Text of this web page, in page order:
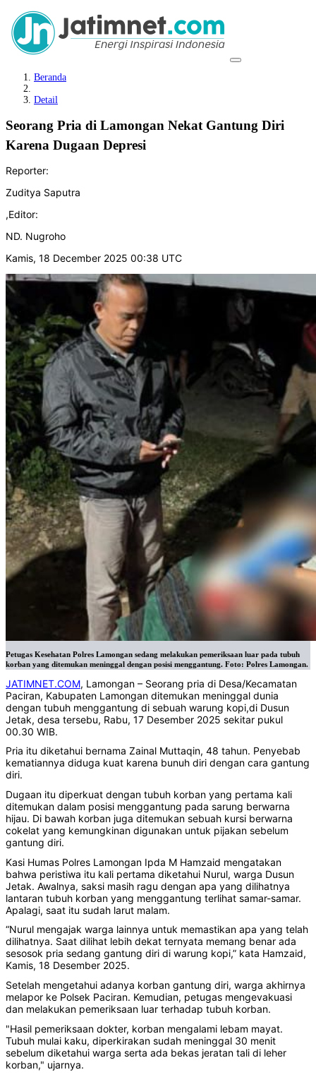
Beranda
Detail
Seorang Pria di Lamongan Nekat Gantung Diri
Karena Dugaan Depresi
Reporter:
Zuditya Saputra
,Editor:
ND. Nugroho
Kamis, 18 December 2025 00:38 UTC
Petugas Kesehatan Polres Lamongan sedang melakukan pemeriksaan luar pada tubuh
korban yang ditemukan meninggal dengan posisi menggantung. Foto: Polres Lamongan.
JATIMNET.COM, Lamongan – Seorang pria di Desa/Kecamatan
Paciran, Kabupaten Lamongan ditemukan meninggal dunia
dengan tubuh menggantung di sebuah warung kopi,di Dusun
Jetak, desa tersebu, Rabu, 17 Desember 2025 sekitar pukul
00.30 WIB.
Pria itu diketahui bernama Zainal Muttaqin, 48 tahun. Penyebab
kematiannya diduga kuat karena bunuh diri dengan cara gantung
diri.
Dugaan itu diperkuat dengan tubuh korban yang pertama kali
ditemukan dalam posisi menggantung pada sarung berwarna
hijau. Di bawah korban juga ditemukan sebuah kursi berwarna
cokelat yang kemungkinan digunakan untuk pijakan sebelum
gantung diri.
Kasi Humas Polres Lamongan Ipda M Hamzaid mengatakan
bahwa peristiwa itu kali pertama diketahui Nurul, warga Dusun
Jetak. Awalnya, saksi masih ragu dengan apa yang dilihatnya
lantaran tubuh korban yang menggantung terlihat samar-samar.
Apalagi, saat itu sudah larut malam.
“Nurul mengajak warga lainnya untuk memastikan apa yang telah
dilihatnya. Saat dilihat lebih dekat ternyata memang benar ada
sesosok pria sedang gantung diri di warung kopi,” kata Hamzaid,
Kamis, 18 Desember 2025.
Setelah mengetahui adanya korban gantung diri, warga akhirnya
melapor ke Polsek Paciran. Kemudian, petugas mengevakuasi
dan melakukan pemeriksaan luar terhadap tubuh korban.
"Hasil pemeriksaan dokter, korban mengalami lebam mayat.
Tubuh mulai kaku, diperkirakan sudah meninggal 30 menit
sebelum diketahui warga serta ada bekas jeratan tali di leher
korban," ujarnya.